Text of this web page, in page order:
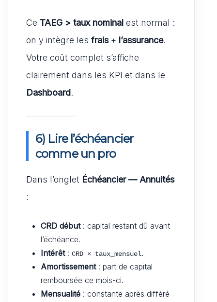
Ce TAEG > taux nominal est normal :
on y intègre les frais+ l’assurance.
Votre coût complet s’affiche
clairement dans les KPI et dans le
Dashboard.
6) Lire l’échéancier
comme un pro
Dans l’onglet Échéancier — Annuités
:
CRD début: capital restant dû avant
l’échéance.
Intérêt: CRD × taux_mensuel.
Amortissement: part de capital
remboursée ce mois-ci.
Mensualité : constante après différé